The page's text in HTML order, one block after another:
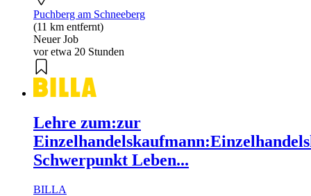
Puchberg am Schneeberg
(11 km entfernt)
Neuer Job
vor etwa 20 Stunden
Lehre zum:zur
Schwerpunkt Leben...
BILLA